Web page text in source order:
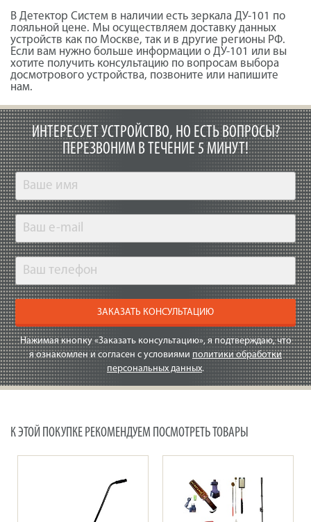
В Детектор Систем в наличии есть зеркала ДУ-101 по
лояльной цене. Мы осуществляем доставку данных
устройств как по Москве, так и в другие регионы РФ.
Если вам нужно больше информации о ДУ-101 или вы
хотите получить консультацию по вопросам выбора
досмотрового устройства, позвоните или напишите
нам.
ИНТЕРЕСУЕТ УСТРОЙСТВО, НО ЕСТЬ ВОПРОСЫ?
ПЕРЕЗВОНИМ В ТЕЧЕНИЕ 5 МИНУТ!
ЗАКАЗАТЬ КОНСУЛЬТАЦИЮ
Нажимая кнопку «Заказать консультацию», я подтверждаю, что
я ознакомлен и согласен с условиями политики обработки
персональных данных.
К ЭТОЙ ПОКУПКЕ РЕКОМЕНДУЕМ ПОСМОТРЕТЬ ТОВАРЫ